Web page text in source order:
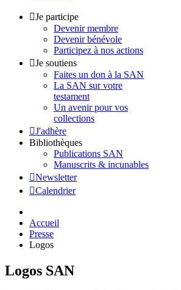
Je participe
Devenir membre
Devenir bénévole
Participez à nos actions
Je soutiens
Faites un don à la SAN
La SAN sur votre
testament
Un avenir pour vos
collections
J'adhère
Bibliothèques
Publications SAN
Manuscrits & incunables
Newsletter
Calendrier
Accueil
Presse
Logos
Logos SAN